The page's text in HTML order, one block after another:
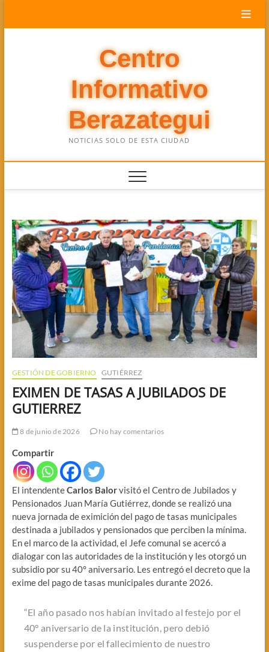
Centro
Informativo
Berazategui
NOTICIAS SOLO DE ESTA CIUDAD
GESTIÓN DE GOBIERNO GUTIÉRREZ
EXIMEN DE TASAS A JUBILADOS DE
GUTIERREZ
8 de junio de 2026 No hay comentarios
Compartir
El intendenteCarlos Balorvisitó el Centro de Jubilados y
Pensionados Juan María Gutiérrez, donde se realizó una
nueva jornada de eximición del pago de tasas municipales
destinada a jubilados y pensionados que perciben la mínima.
En el marco de la actividad, el Jefe comunal se acercó a
dialogar con las autoridades de la institución y les otorgó un
subsidio por su 40° aniversario. Les entregó el decreto que la
exime del pago de tasas municipales durante 2026.
“El año pasado nos habían invitado al festejo por el
40° aniversario de la institución, pero debió
suspenderse por el fallecimiento de nuestro